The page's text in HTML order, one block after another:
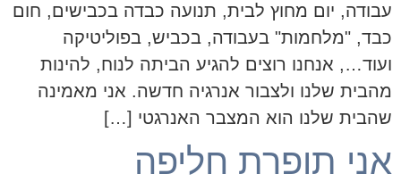
עבודה, יום מחוץ לבית, תנועה כבדה בכבישים, חום
כבד, "מלחמות" בעבודה, בכביש, בפוליטיקה
ועוד…, אנחנו רוצים להגיע הביתה לנוח, להינות
מהבית שלנו ולצבור אנרגיה חדשה. אני מאמינה
שהבית שלנו הוא המצבר האנרגטי […]
אני תופרת חליפה